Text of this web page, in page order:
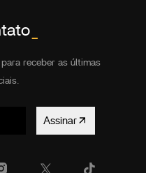
receber as últimas
Assinar